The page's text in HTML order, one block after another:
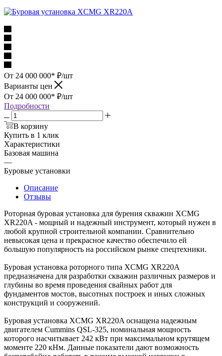
От 24 000 000* ₽/шт
Варианты цен
От 24 000 000* ₽/шт
Подробности
В корзину
Купить в 1 клик
Характеристики
Базовая машина
—
Буровые установки
Описание
Отзывы
Роторная буровая установка для бурения скважин XCMG
XR220A - мощный и надежный инструмент, который нужен в
любой крупной строительной компании. Сравнительно
невысокая цена и прекрасное качество обеспечило ей
большую популярность на российском рынке спецтехники.
Буровая установка роторного типа XCMG XR220A
предназначена для разработки скважин различных размеров и
глубины во время проведения свайных работ для
фундаментов мостов, высотных построек и иных сложных
конструкций и сооружений.
Буровая установка XCMG XR220A оснащена надежным
двигателем Cummins QSL-325, номинальная мощность
которого насчитывает 242 кВт при максимальном крутящем
моменте 220 кНм. Данные показатели дают возможность